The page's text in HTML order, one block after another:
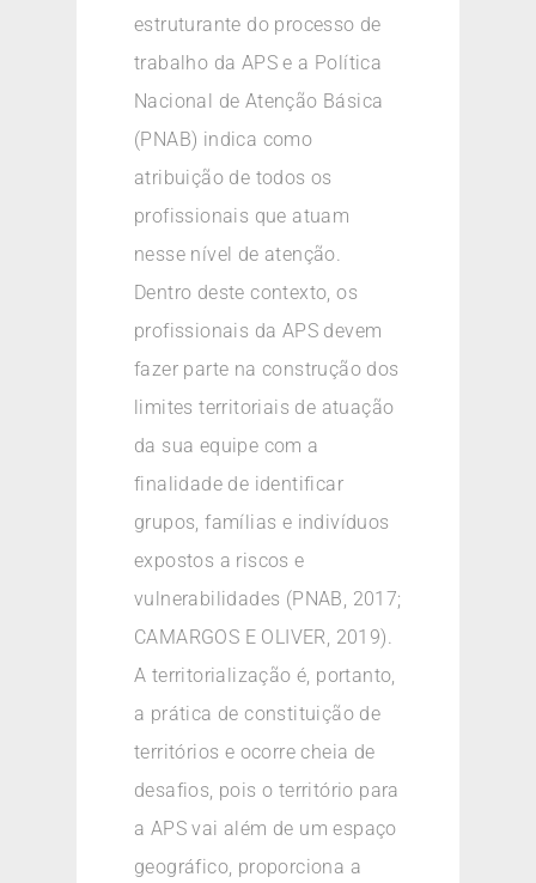
estruturante do processo de
trabalho da APS e a Política
Nacional de Atenção Básica
(PNAB) indica como
atribuição de todos os
profissionais que atuam
nesse nível de atenção.
Dentro deste contexto, os
profissionais da APS devem
fazer parte na construção dos
limites territoriais de atuação
da sua equipe com a
finalidade de identificar
grupos, famílias e indivíduos
expostos a riscos e
vulnerabilidades (PNAB, 2017;
CAMARGOS E OLIVER, 2019).
A territorialização é, portanto,
a prática de constituição de
territórios e ocorre cheia de
desafios, pois o território para
a APS vai além de um espaço
geográfico, proporciona a